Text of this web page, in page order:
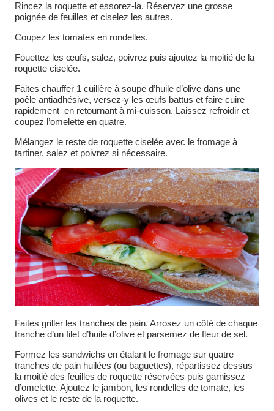
Rincez la roquette et essorez-la. Réservez une grosse
poignée de feuilles et ciselez les autres.
Coupez les tomates en rondelles.
Fouettez les œufs, salez, poivrez puis ajoutez la moitié de la
roquette ciselée.
Faites chauffer 1 cuillère à soupe d’huile d’olive dans une
poêle antiadhésive, versez-y les œufs battus et faire cuire
rapidement en retournant à mi-cuisson. Laissez refroidir et
coupez l’omelette en quatre.
Mélangez le reste de roquette ciselée avec le fromage à
tartiner, salez et poivrez si nécessaire.
Faites griller les tranches de pain. Arrosez un côté de chaque
tranche d’un filet d’huile d’olive et parsemez de fleur de sel.
Formez les sandwichs en étalant le fromage sur quatre
tranches de pain huilées (ou baguettes), répartissez dessus
la moitié des feuilles de roquette réservées puis garnissez
d’omelette. Ajoutez le jambon, les rondelles de tomate, les
olives et le reste de la roquette.